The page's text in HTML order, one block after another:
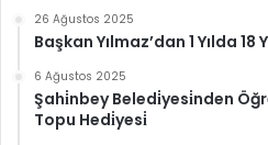
26 Ağustos 2025
Başkan Yılmaz’dan 1 Yılda 18
6 Ağustos 2025
Şahi̇nbey Beledi̇yesi̇nden
Topu Hedi̇yesi̇